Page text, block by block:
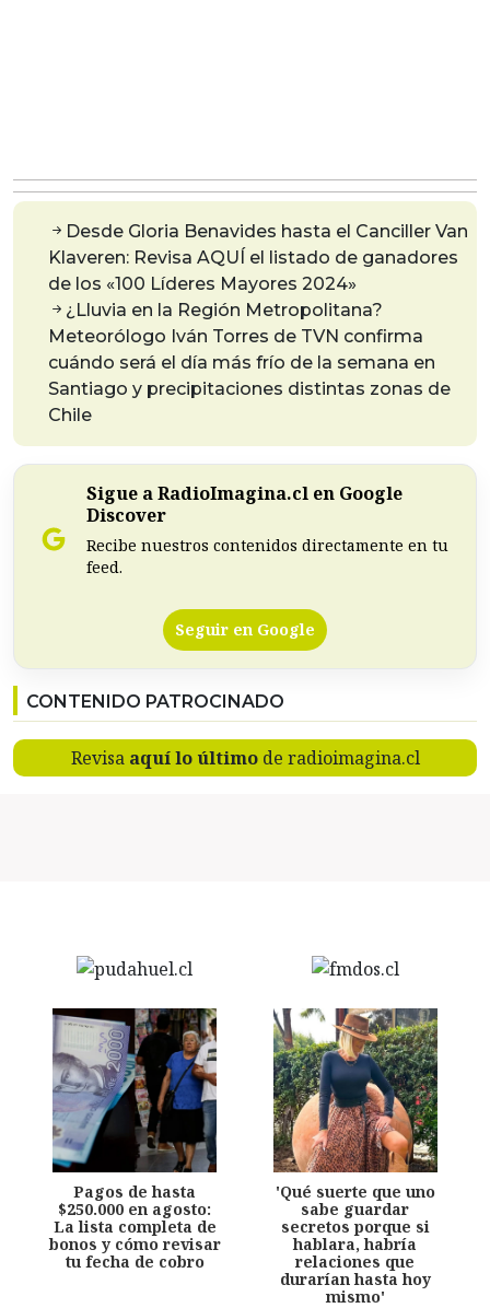
Desde Gloria Benavides hasta el Canciller Van
Klaveren: Revisa AQUÍ el listado de ganadores
de los «100 Líderes Mayores 2024»
¿Lluvia en la Región Metropolitana?
Meteorólogo Iván Torres de TVN confirma
cuándo será el día más frío de la semana en
Santiago y precipitaciones distintas zonas de
Chile
Sigue a RadioImagina.cl en Google
Discover
Recibe nuestros contenidos directamente en tu
feed.
Seguir en Google
CONTENIDO PATROCINADO
Revisa aquí lo últimode radioimagina.cl
Pagos de hasta
$250.000 en agosto:
La lista completa de
bonos y cómo revisar
tu fecha de cobro
'Qué suerte que uno
sabe guardar
secretos porque si
hablara, habría
relaciones que
durarían hasta hoy
mismo'